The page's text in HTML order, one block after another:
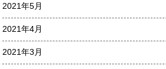
2021年5月
2021年4月
2021年3月